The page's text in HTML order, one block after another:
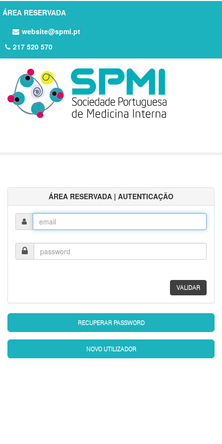
ÁREA RESERVADA
website@spmi.pt
217 520 570
ÁREA RESERVADA | AUTENTICAÇÃO
Login
Password
VALIDAR
RECUPERAR PASSWORD
NOVO UTILIZADOR